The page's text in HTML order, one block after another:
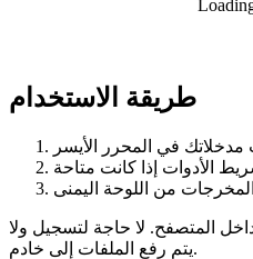
طريقة الاستخدام
مدخلاتك في المحرر الأيسر
الأدوات إذا كانت متاحة
من اللوحة اليمنى
داخل المتصفح. لا حاجة لتسجيل ولا
يتم رفع الملفات إلى خادم.